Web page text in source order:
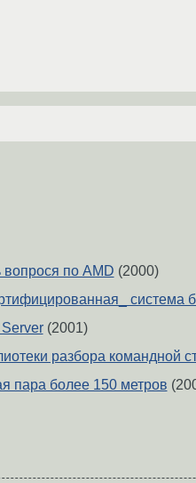
вопрося по AMD (2000)
система
(2001)
разбора командной
пара более 150 метров